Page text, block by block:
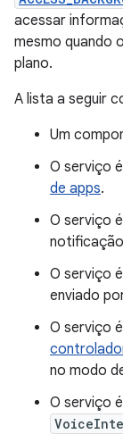
acessar
mesmo quando
plano.
A lista a seguir
Um
O serviço
de apps.
O serviço
O serviço
enviado
O serviço
no modo
O serviço